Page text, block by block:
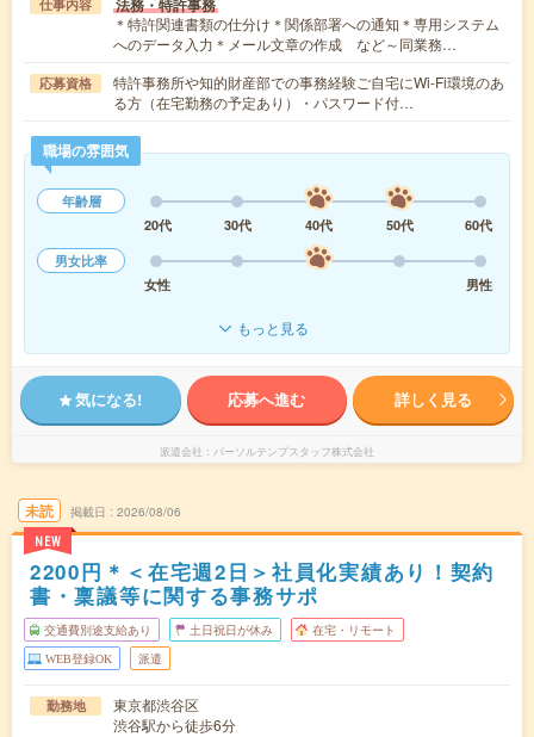
仕事内容 法務・特許事務
＊特許関連書類の仕分け＊関係部署への通知＊専用システム
へのデータ入力＊メール文章の作成 など～同業務…
応募資格
特許事務所や知的財産部での事務経験ご自宅にWi-Fi環境のあ
る方（在宅勤務の予定あり）・パスワード付…
職場の雰囲気
年齢層
20代
30代 40代 50代
60代
男女比率
女性
男性
もっと見る
気になる! 応募へ進む 詳しく見る
派遣会社 パーソルテンプスタッフ株式会社
未読
NEW
掲載日 2026/08/06
2200円＊＜在宅週2日＞社員化実績あり！契約
書・稟議等に関する事務サポ
交通費別途支給あり 土日祝日が休み 在宅・リモート
WEB登録OK 派遣
勤務地
東京都渋谷区
渋谷駅から徒歩6分